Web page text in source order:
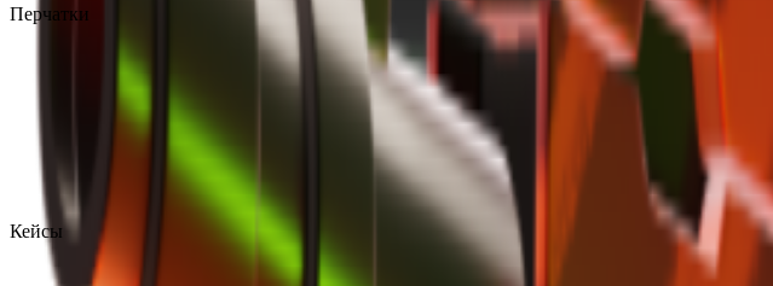
Перчатки
Кейсы